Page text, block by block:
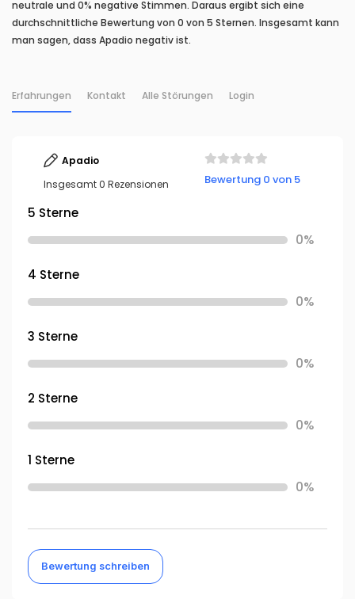
neutrale und 0% negative Stimmen. Daraus ergibt sich eine
durchschnittliche Bewertung von 0 von 5 Sternen. Insgesamt kann
man sagen, dass Apadio negativ ist.
Erfahrungen Kontakt Alle Störungen Login
Apadio
Insgesamt 0 Rezensionen
Bewertung 0 von 5
5 Sterne
0%
4 Sterne
0%
3 Sterne
0%
2 Sterne
0%
1 Sterne
0%
Bewertung schreiben